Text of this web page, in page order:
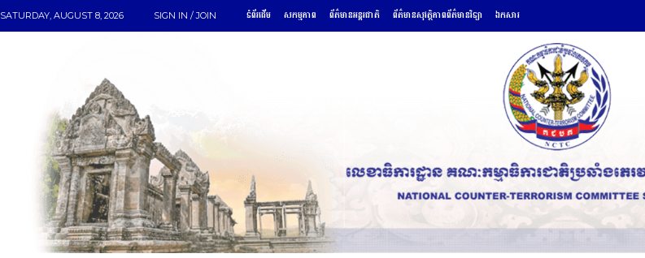
SATURDAY, AUGUST 8, 2026 SIGN IN / JOIN ទំព័រដើម សកម្មភាព ព័ត៌មានអន្តរជាតិ ព័ត៌មានសុវត្ថិភាពព័ត៌មានវិទ្យា ឯកសារ